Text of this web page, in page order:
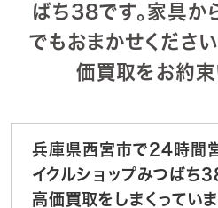
ばち38です。家具か
でもおまかせくださ
価買取をお約束
兵庫県西宮市で24時間
イクルショップみつばち
高価買取をしまくってい